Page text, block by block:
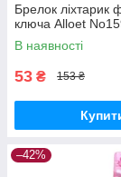
Брелок ліхтарик
ключа Alloet
В наявності
53 ₴ 153 ₴
–42%